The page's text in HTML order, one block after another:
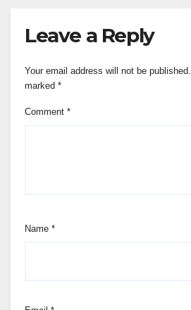
Leave a Reply
Your email address will not be published.
marked *
Comment *
Name *